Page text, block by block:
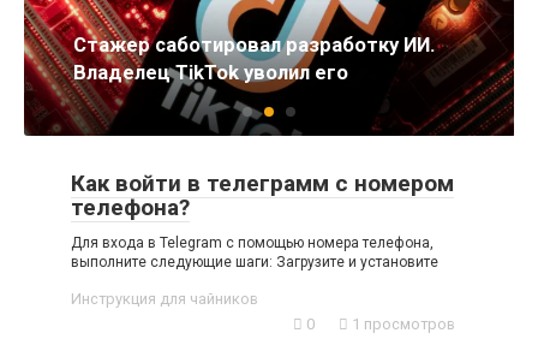
Стажер саботировал разработку ИИ.
Владелец TikTok уволил его
Как войти в телеграмм с номером
телефона?
Для входа в Telegram с помощью номера телефона,
выполните следующие шаги: Загрузите и установите
Инструкция для чайников
0
1 просмотров